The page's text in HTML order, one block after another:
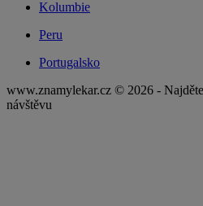
Kolumbie
Peru
Portugalsko
www.znamylekar.cz © 2026 -
návštěvu